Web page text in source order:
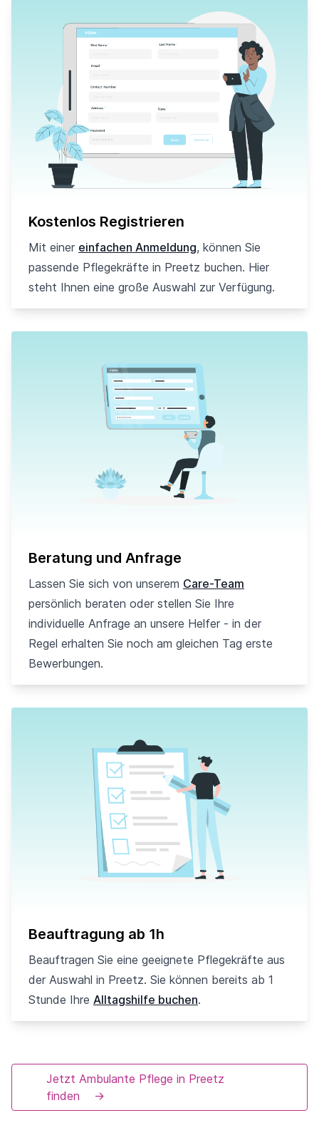
Kostenlos Registrieren
Mit einer einfachen Anmeldung, können Sie
passende Pflegekräfte in Preetz buchen. Hier
steht Ihnen eine große Auswahl zur Verfügung.
Beratung und Anfrage
Lassen Sie sich von unserem Care-Team
persönlich beraten oder stellen Sie Ihre
individuelle Anfrage an unsere Helfer - in der
Regel erhalten Sie noch am gleichen Tag erste
Bewerbungen.
Beauftragung ab 1h
Beauftragen Sie eine geeignete Pflegekräfte aus
der Auswahl in Preetz. Sie können bereits ab 1
Stunde Ihre Alltagshilfe buchen.
Jetzt Ambulante Pflege in Preetz
finden
→